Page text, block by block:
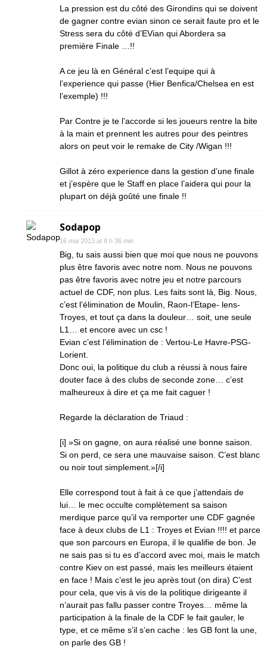
La pression est du côté des Girondins qui se doivent
de gagner contre evian sinon ce serait faute pro et le
Stress sera du côté d’EVian qui Abordera sa
première Finale …!!
A ce jeu là en Général c’est l’equipe qui à
l’experience qui passe (Hier Benfica/Chelsea en est
l’exemple) !!!
Par Contre je te l’accorde si les joueurs rentre la bite
à la main et prennent les autres pour des peintres
alors on peut voir le remake de City /Wigan !!!
Gillot à zéro experience dans la gestion d’une finale
et j’espère que le Staff en place l’aidera qui pour la
plupart on déjà goûté une finale !!
Sodapop
16 mai 2013 at 8 h 36 min
Big, tu sais aussi bien que moi que nous ne pouvons
plus être favoris avec notre nom. Nous ne pouvons
pas être favoris avec notre jeu et notre parcours
actuel de CDF, non plus. Les faits sont là, Big. Nous,
c’est l’élimination de Moulin, Raon-l’Etape- lens-
Troyes, et tout ça dans la douleur… soit, une seule
L1… et encore avec un csc !
Evian c’est l’élimination de : Vertou-Le Havre-PSG-
Lorient.
Donc oui, la politique du club a réussi à nous faire
douter face à des clubs de seconde zone… c’est
malheureux à dire et ça me fait caguer !
Regarde la déclaration de Triaud :
[i] »Si on gagne, on aura réalisé une bonne saison.
Si on perd, ce sera une mauvaise saison. C’est blanc
ou noir tout simplement.»[/i]
Elle correspond tout à fait à ce que j’attendais de
lui… le mec occulte complètement sa saison
merdique parce qu’il va remporter une CDF gagnée
face à deux clubs de L1 : Troyes et Evian !!!! et parce
que son parcours en Europa, il le qualifie de bon. Je
ne sais pas si tu es d’accord avec moi, mais le match
contre Kiev on est passé, mais les meilleurs étaient
en face ! Mais c’est le jeu après tout (on dira) C’est
pour cela, que vis à vis de la politique dirigeante il
n’aurait pas fallu passer contre Troyes… même la
participation à la finale de la CDF le fait gauler, le
type, et ce même s’il s’en cache : les GB font la une,
on parle des GB !